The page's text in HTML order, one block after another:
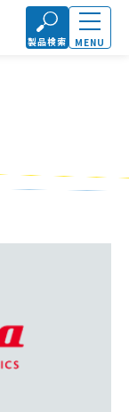
製品検索 MENU